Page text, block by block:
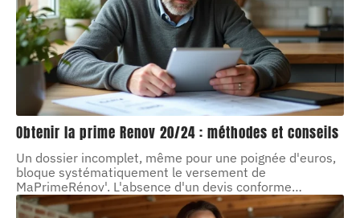
Obtenir la prime Renov 20/24 : méthodes et conseils
Un dossier incomplet, même pour une poignée d'euros,
bloque systématiquement le versement de
MaPrimeRénov'. L'absence d'un devis conforme…